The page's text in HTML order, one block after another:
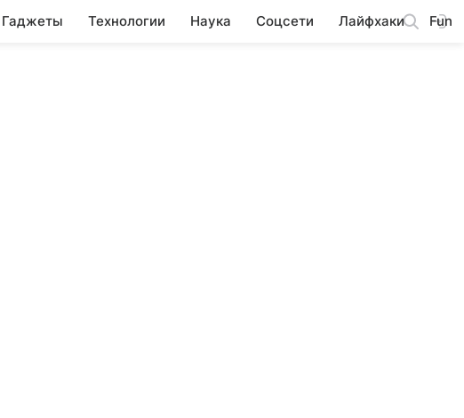
Гаджеты Технологии Наука Соцсети Лайфхаки Fun